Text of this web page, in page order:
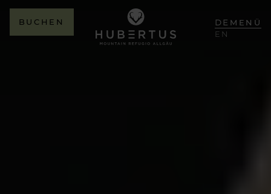
BUCHEN
DE
EN
MENÜ